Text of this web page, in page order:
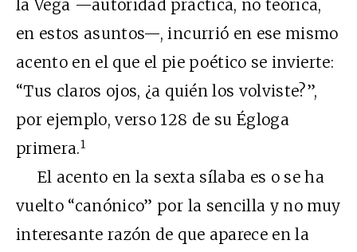
la Vega —autoridad práctica, no teórica,
en estos asuntos—, incurrió en ese mismo
acento en el que el pie poético se invierte:
“Tus claros ojos, ¿a quién los volviste?”,
por ejemplo, verso 128 de su Égloga
primera.1
El acento en la sexta sílaba es o se ha
vuelto “canónico” por la sencilla y no muy
interesante razón de que aparece en la